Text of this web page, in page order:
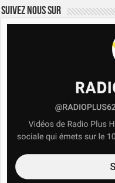
Suivez nous sur